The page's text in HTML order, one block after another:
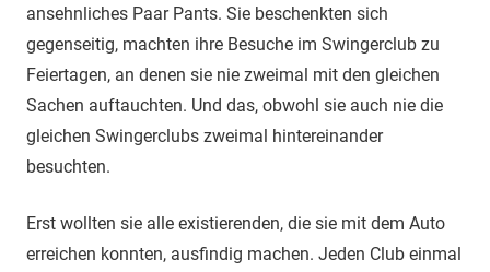
ansehnliches Paar Pants. Sie beschenkten sich
gegenseitig, machten ihre Besuche im Swingerclub zu
Feiertagen, an denen sie nie zweimal mit den gleichen
Sachen auftauchten. Und das, obwohl sie auch nie die
gleichen Swingerclubs zweimal hintereinander
besuchten.
Erst wollten sie alle existierenden, die sie mit dem Auto
erreichen konnten, ausfindig machen. Jeden Club einmal